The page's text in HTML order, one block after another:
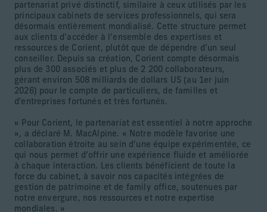
partenariat privé distinctif, similaire à ceux utilisés par les
principaux cabinets de services professionnels, qui sera
désormais entièrement mondialisé. Cette structure permet
aux clients d’accéder à l’ensemble des expertises et
ressources de Corient, plutôt que de dépendre d’un seul
conseiller. Depuis sa création, Corient compte désormais
plus de 300 associés et plus de 2 200 collaborateurs,
gérant environ 508 milliards de dollars US (au 1er juin
2026) pour le compte de particuliers, de familles et
d'entreprises fortunés et très fortunés.
« Pour Corient, le partenariat est essentiel à notre approche
», a déclaré M. MacAlpine. « Notre modèle favorise une
collaboration étroite au sein d’une équipe expérimentée, ce
qui nous permet d’offrir une expérience fluide et améliorée
à chaque interaction. Les clients bénéficient de toute la
force du cabinet, à savoir nos capacités intégrées de
gestion de patrimoine et de family office, soutenues par
notre envergure, nos ressources et notre expertise
mondiales. »